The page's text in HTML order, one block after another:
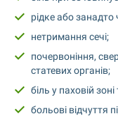
рідке або
нетримання сечі;
почервоніння,
статевих органів;
біль у паховій
больові відчуття